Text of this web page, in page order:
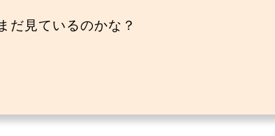
だ見ているのかな？